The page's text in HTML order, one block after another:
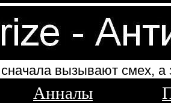
вызывают смех, а
Анналы